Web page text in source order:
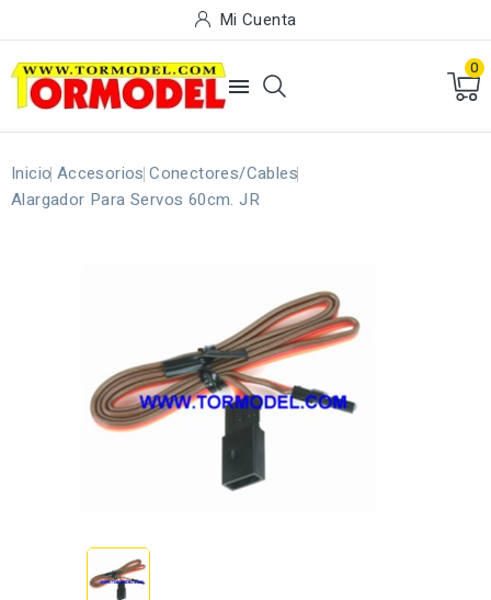
Mi Cuenta

0
Inicio Accesorios Conectores/Cables
Alargador Para Servos 60cm. JR